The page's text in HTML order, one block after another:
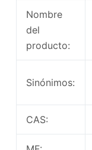
Nombre
del
producto:
Sinónimos:
CAS: